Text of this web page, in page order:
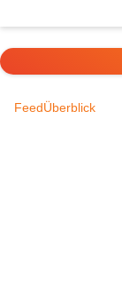
FeedÜberblick